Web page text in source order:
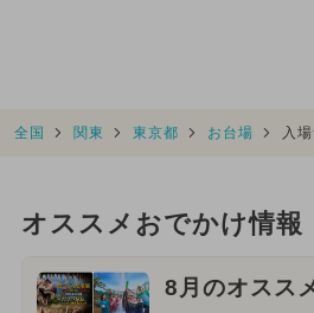
全国 関東 東京都 お台場 入
オススメおでかけ情報
8月のオスス